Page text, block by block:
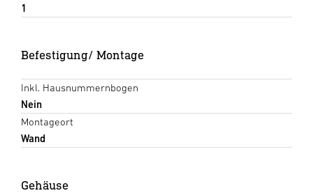
1
Befestigung/ Montage
Inkl. Hausnummernbogen
Nein
Montageort
Wand
Gehäuse